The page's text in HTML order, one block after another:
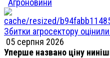
Збитки агросектору
05 серпня 2026
Уперше названо ціну